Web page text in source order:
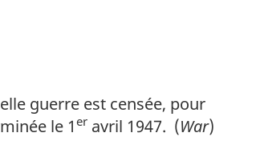
guerre est censée, pour
le 1 er avril 1947. (War)